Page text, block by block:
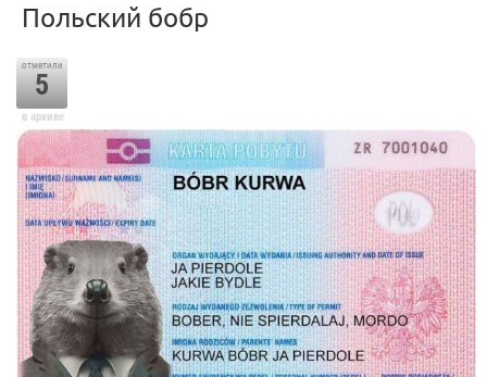
Польский бобр
отметили
5
в архиве